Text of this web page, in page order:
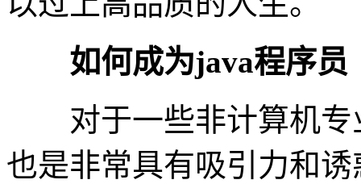
如何成为java程序员
对于一些非计算机专
也是非常具有吸引力和